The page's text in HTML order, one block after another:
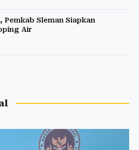
Sleman Siapkan
Air